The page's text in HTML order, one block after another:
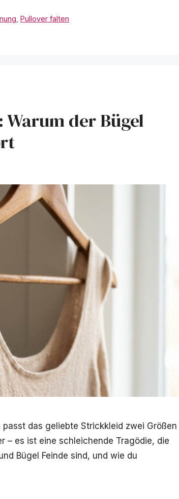
,Pullover falten
der Bügel
das geliebte Strickkleid zwei Größen
– es ist eine schleichende Tragödie, die
Bügel Feinde sind, und wie du